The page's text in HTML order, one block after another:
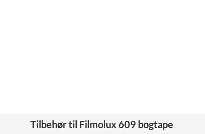
Tilbehør til Filmolux 609 bogtape